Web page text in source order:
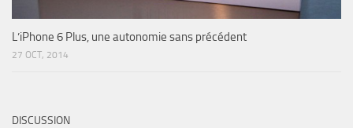
L’iPhone 6 Plus, une autonomie sans précédent
27 OCT, 2014
DISCUSSION